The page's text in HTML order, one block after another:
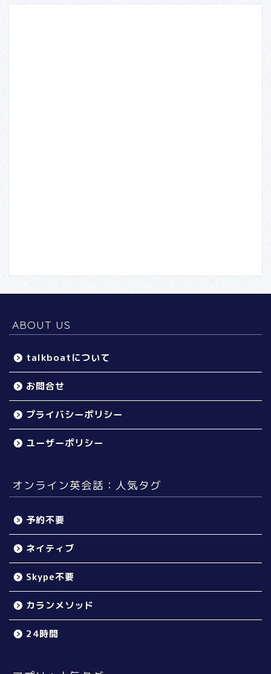
ABOUT US
talkboatについて
お問合せ
プライバシーポリシー
ユーザーポリシー
オンライン英会話：人気タグ
予約不要
ネイティブ
Skype不要
カランメソッド
24時間